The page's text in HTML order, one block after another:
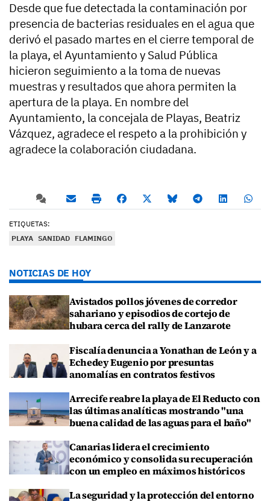
Desde que fue detectada la contaminación por
presencia de bacterias residuales en el agua que
derivó el pasado martes en el cierre temporal de
la playa, el Ayuntamiento y Salud Pública
hicieron seguimiento a la toma de nuevas
muestras y resultados que ahora permiten la
apertura de la playa. En nombre del
Ayuntamiento, la concejala de Playas, Beatriz
Vázquez, agradece el respeto a la prohibición y
agradece la colaboración ciudadana.
ETIQUETAS:
PLAYA SANIDAD FLAMINGO
NOTICIAS DE HOY
Avistados pollos jóvenes de corredor
sahariano y episodios de cortejo de
hubara cerca del rally de Lanzarote
Fiscalía denuncia a Yonathan de León y a
Echedey Eugenio por presuntas
anomalías en contratos festivos
Arrecife reabre la playa de El Reducto con
las últimas analíticas mostrando "una
buena calidad de las aguas para el baño"
Canarias lidera el crecimiento
económico y consolida su recuperación
con un empleo en máximos históricos
La seguridad y la protección del entorno